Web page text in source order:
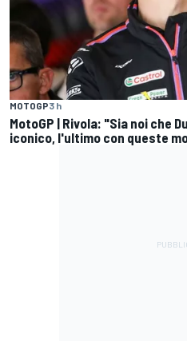
MOTOGP3 h
MotoGP | Rivola: "Sia noi che
iconico, l'ultimo con queste